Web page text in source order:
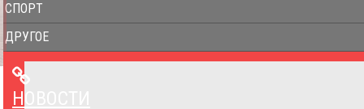
СПОРТ
ДРУГОЕ
НОВОСТИ